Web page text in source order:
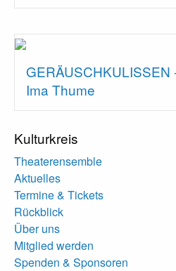
Ima Thume
Kulturkreis
Theaterensemble
Aktuelles
Termine & Tickets
Rückblick
Über uns
Mitglied werden
Spenden & Sponsoren